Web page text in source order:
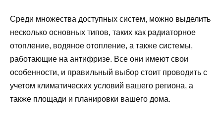
Среди множества доступных систем, можно выделить
несколько основных типов, таких как радиаторное
отопление, водяное отопление, а также системы,
работающие на антифризе. Все они имеют свои
особенности, и правильный выбор стоит проводить с
учетом климатических условий вашего региона, а
также площади и планировки вашего дома.